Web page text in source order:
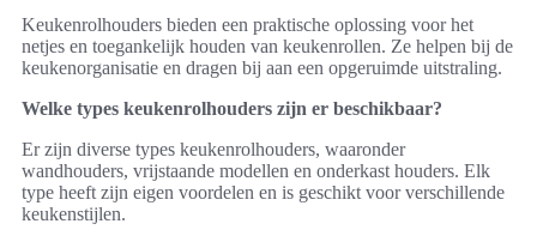
Keukenrolhouders bieden een praktische oplossing voor het
netjes en toegankelijk houden van keukenrollen. Ze helpen bij de
keukenorganisatie en dragen bij aan een opgeruimde uitstraling.
Welke types keukenrolhouders zijn er beschikbaar?
Er zijn diverse types keukenrolhouders, waaronder
wandhouders, vrijstaande modellen en onderkast houders. Elk
type heeft zijn eigen voordelen en is geschikt voor verschillende
keukenstijlen.